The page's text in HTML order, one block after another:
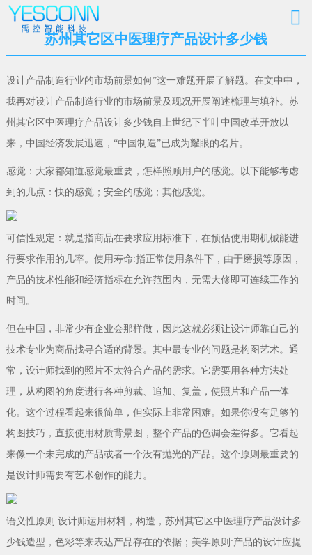
苏州其它区中医理疗产品设计多少钱
设计产品制造行业的市场前景如何”这一难题开展了解题。在文中中，
我再对设计产品制造行业的市场前景及现况开展阐述梳理与填补。苏
州其它区中医理疗产品设计多少钱自上世纪下半叶中国改革开放以
来，中国经济发展迅速，“中国制造”已成为耀眼的名片。
感觉：大家都知道感觉最重要，怎样照顾用户的感觉。以下能够考虑
到的几点：快的感觉；安全的感觉；其他感觉。
可信性规定：就是指商品在要求应用标准下，在预估使用期机械能进
行要求作用的几率。使用寿命:指正常使用条件下，由于磨损等原因，
产品的技术性能和经济指标在允许范围内，无需大修即可连续工作的
时间。
但在中国，非常少有企业会那样做，因此这就必须让设计师靠自己的
技术专业为商品找寻合适的背景。其中最专业的问题是构图艺术。通
常，设计师找到的照片不太符合产品的需求。它需要用各种方法处
理，从构图的角度进行各种剪裁、追加、复盖，使照片和产品一体
化。这个过程看起来很简单，但实际上非常困难。如果你没有足够的
构图技巧，直接使用材质背景图，整个产品的色调会差得多。它看起
来像一个未完成的产品或者一个没有抛光的产品。这个原则最重要的
是设计师需要有艺术创作的能力。
语义性原则 设计师运用材料，构造，苏州其它区中医理疗产品设计多
少钱造型，色彩等来表达产品存在的依据；美学原则:产品的设计应提